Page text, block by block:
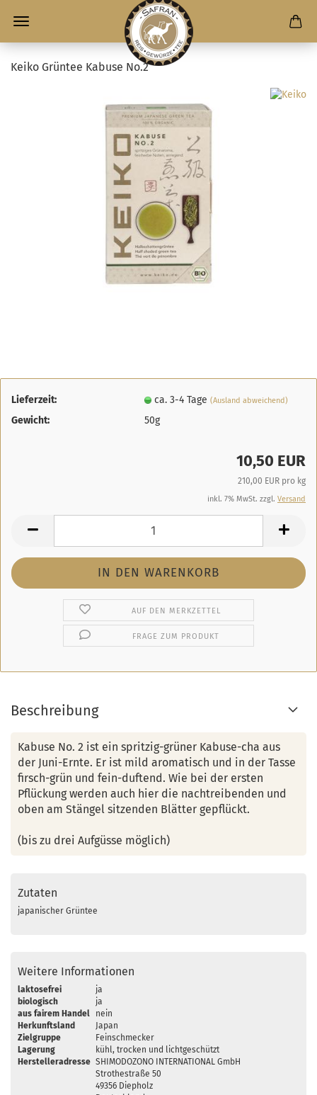
Keiko Grüntee Kabuse No.2
Lieferzeit: ca. 3-4 Tage(Ausland abweichend)
Gewicht: 50g
10,50 EUR
210,00 EUR pro kg
inkl. 7% MwSt. zzgl. Versand
AUF DEN MERKZETTEL
FRAGE ZUM PRODUKT
Beschreibung
Kabuse No. 2 ist ein spritzig-grüner Kabuse-cha aus
der Juni-Ernte. Er ist mild aromatisch und in der Tasse
firsch-grün und fein-duftend. Wie bei der ersten
Pflückung werden auch hier die nachtreibenden und
oben am Stängel sitzenden Blätter gepflückt.
(bis zu drei Aufgüsse möglich)
Zutaten
japanischer Grüntee
Weitere Informationen
laktosefrei
ja
biologisch
ja
aus fairem Handel
nein
Herkunftsland
Japan
Zielgruppe
Feinschmecker
Lagerung
kühl, trocken und lichtgeschützt
Herstelleradresse SHIMODOZONO INTERNATIONAL GmbH
Strothestraße 50
49356 Diepholz